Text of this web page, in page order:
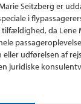
Seitzberg er
i
da Lene
udførelsen af
juridiske